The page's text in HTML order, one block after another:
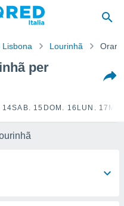
Lisbona Lourinhã Orario
per
14SAB. 15 DOM. 16 LUN. 17